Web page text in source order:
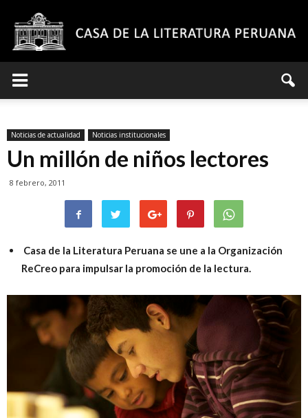
de
la
Literatura
Peruana
Noticias de actualidad Noticias institucionales
Un millón de niños lectores
8 febrero, 2011
Casa de la Literatura Peruana se une a la Organización
ReCreo para impulsar la promoción de la lectura.